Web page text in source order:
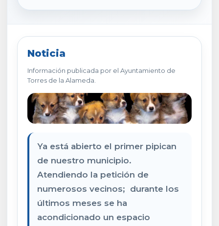
Noticia
Información publicada por el Ayuntamiento de
Torres de la Alameda.
Ya está abierto el primer pipican
de nuestro municipio.
Atendiendo la petición de
numerosos vecinos; durante los
últimos meses se ha
acondicionado un espacio